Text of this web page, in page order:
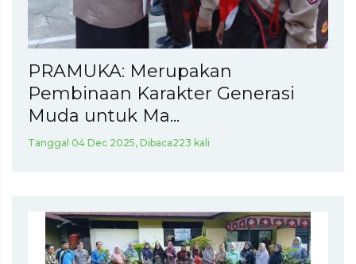
PRAMUKA: Merupakan
Pembinaan Karakter Generasi
Muda untuk Ma...
Tanggal 04 Dec 2025, Dibaca223 kali